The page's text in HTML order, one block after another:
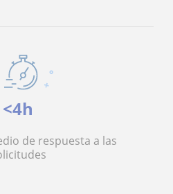
<4h
de respuesta a las